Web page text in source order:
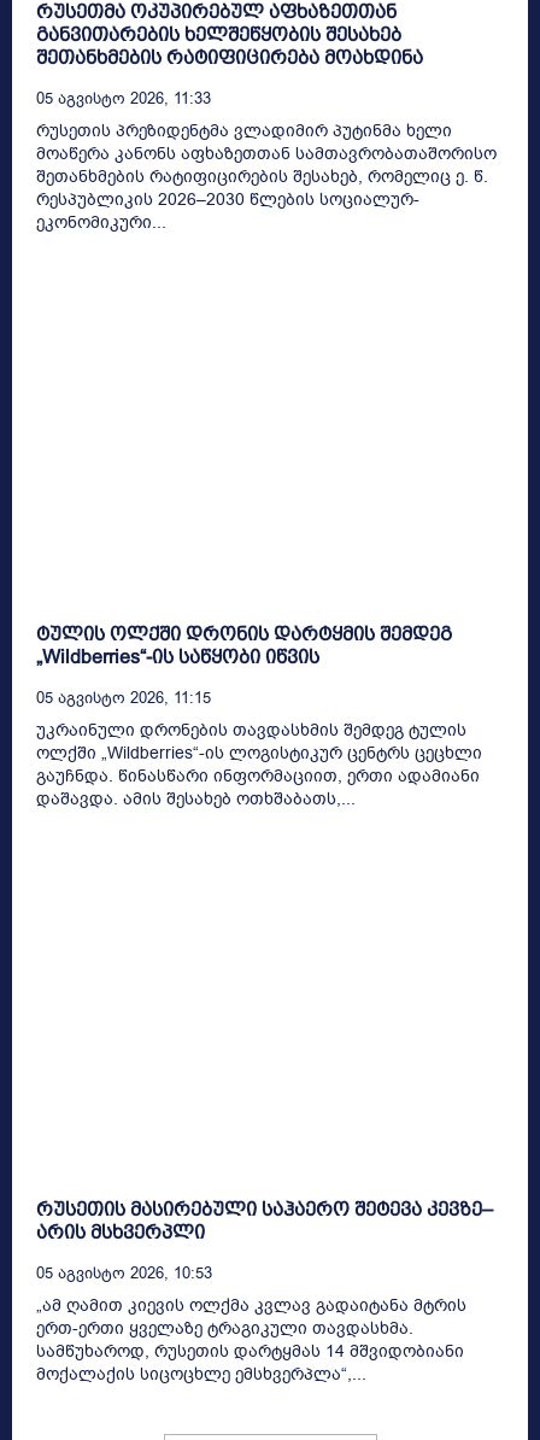
რუსეთმა ოკუპირებულ აფხაზეთთან
განვითარების ხელშეწყობის შესახებ
შეთანხმების რატიფიცირება მოახდინა
05 Აგვისტო 2026, 11:33
რუსეთის პრეზიდენტმა ვლადიმირ პუტინმა ხელი
მოაწერა კანონს აფხაზეთთან სამთავრობათაშორისო
შეთანხმების რატიფიცირების შესახებ, რომელიც ე. წ.
რესპუბლიკის 2026–2030 წლების სოციალურ-
ეკონომიკური...
ტულის ოლქში დრონის დარტყმის შემდეგ
„Wildberries“-ის საწყობი იწვის
05 Აგვისტო 2026, 11:15
უკრაინული დრონების თავდასხმის შემდეგ ტულის
ოლქში „Wildberries“-ის ლოგისტიკურ ცენტრს ცეცხლი
გაუჩნდა. წინასწარი ინფორმაციით, ერთი ადამიანი
დაშავდა. ამის შესახებ ოთხშაბათს,...
რუსეთის მასირებული საჰაერო შეტევა კევზე–
არის მსხვერპლი
05 Აგვისტო 2026, 10:53
„ამ ღამით კიევის ოლქმა კვლავ გადაიტანა მტრის
ერთ-ერთი ყველაზე ტრაგიკული თავდასხმა.
სამწუხაროდ, რუსეთის დარტყმას 14 მშვიდობიანი
მოქალაქის სიცოცხლე ემსხვერპლა“,...